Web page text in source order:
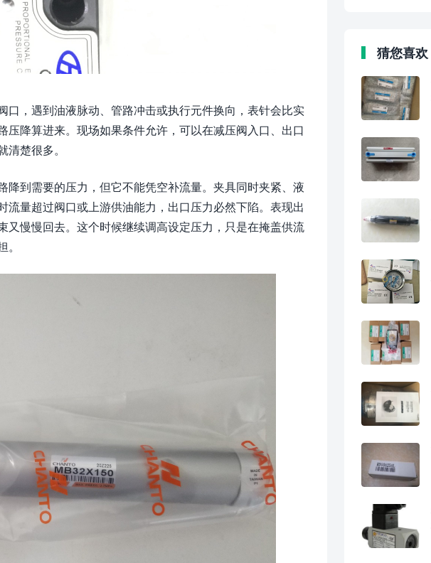
口，遇到油液脉动、管路冲击或执行元件换向，表针会比实
降算进来。现场如果条件允许，可以在减压阀入口、出口
楚很多。
降到需要的压力，但它不能凭空补流量。夹具同时夹紧、液
量超过阀口或上游供油能力，出口压力必然下陷。表现出
又慢慢回去。这个时候继续调高设定压力，只是在掩盖供流
猜您喜欢